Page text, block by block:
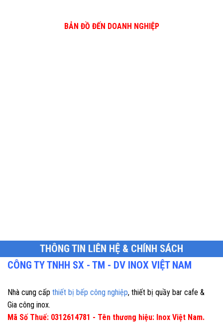
BẢN ĐỒ ĐẾN DOANH NGHIỆP
THÔNG TIN LIÊN HỆ & CHÍNH SÁCH
CÔNG TY TNHH SX - TM - DV INOX VIỆT NAM
Nhà cung cấp thiết bị bếp công nghiệp, thiết bị quầy bar cafe &
Gia công inox.
Mã Số Thuế: 0312614781 - Tên thương hiệu: Inox Việt Nam.